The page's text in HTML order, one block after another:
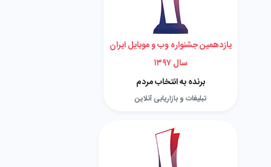
یازدهمین جشنواره وب و موبایل ایران
سال ۱۳۹۷
برنده به انتخاب مردم
تبلیغات و بازاریابی آنلاین